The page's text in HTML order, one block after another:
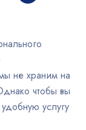
не храним на
чтобы вы
услугу